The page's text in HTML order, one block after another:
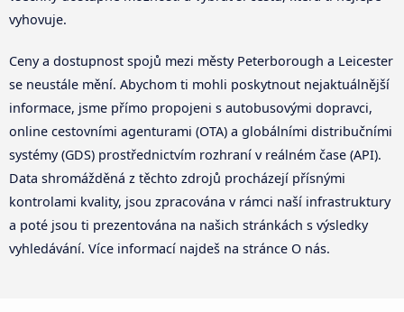
vyhovuje.
Ceny a dostupnost spojů mezi městy Peterborough a Leicester
se neustále mění. Abychom ti mohli poskytnout nejaktuálnější
informace, jsme přímo propojeni s autobusovými dopravci,
online cestovními agenturami (OTA) a globálními distribučními
systémy (GDS) prostřednictvím rozhraní v reálném čase (API).
Data shromážděná z těchto zdrojů procházejí přísnými
kontrolami kvality, jsou zpracována v rámci naší infrastruktury
a poté jsou ti prezentována na našich stránkách s výsledky
vyhledávání. Více informací najdeš na stránce O nás.